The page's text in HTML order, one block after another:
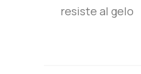
resiste al gelo